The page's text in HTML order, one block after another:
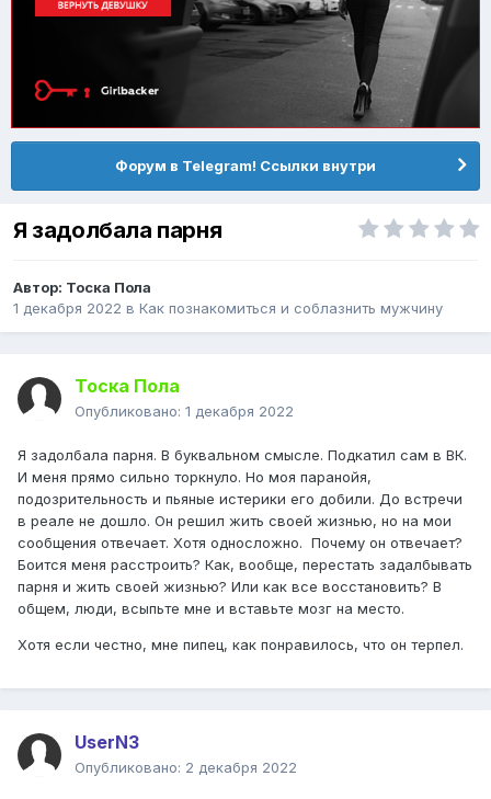
Форум в Telegram! Ссылки внутри
Я задолбала парня
Автор: Тоска Пола
1 декабря 2022 в Как познакомиться и соблазнить мужчину
Тоска Пола
Опубликовано: 1 декабря 2022
Я задолбала парня. В буквальном смысле. Подкатил сам в ВК.
И меня прямо сильно торкнуло. Но моя паранойя,
подозрительность и пьяные истерики его добили. До встречи
в реале не дошло. Он решил жить своей жизнью, но на мои
сообщения отвечает. Хотя односложно. Почему он отвечает?
Боится меня расстроить? Как, вообще, перестать задалбывать
парня и жить своей жизнью? Или как все восстановить? В
общем, люди, всыпьте мне и вставьте мозг на место.
Хотя если честно, мне пипец, как понравилось, что он терпел.
UserN3
Опубликовано: 2 декабря 2022